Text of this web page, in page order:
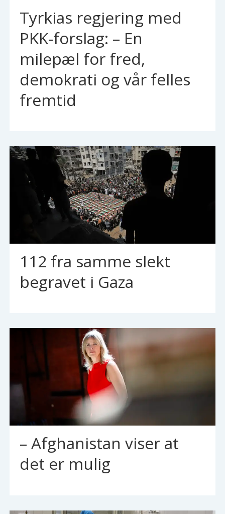
Tyrkias regjering med
PKK-forslag: – En
milepæl for fred,
demokrati og vår felles
fremtid
112 fra samme slekt
begravet i Gaza
– Afghanistan viser at
det er mulig